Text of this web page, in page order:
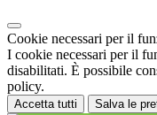
Cookie necessari per il
I cookie necessari per il
disabilitati. È possibile
policy.
Accetta tutti Salva le